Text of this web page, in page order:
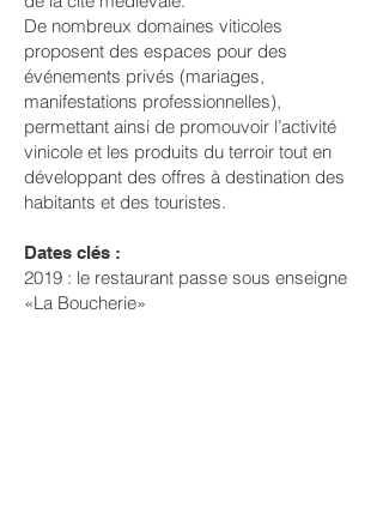
De nombreux domaines viticoles
proposent des espaces pour des
événements privés (mariages,
manifestations professionnelles),
permettant ainsi de promouvoir l’activité
vinicole et les produits du terroir tout en
développant des offres à destination des
habitants et des touristes.
Dates clés :
2019 : le restaurant passe sous enseigne
«La Boucherie»